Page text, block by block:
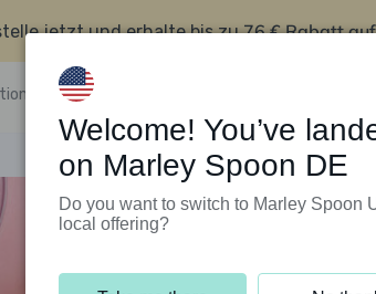
jetzt und erhalte bis zu76 € Rabatt
Kundenservice
Welcome! You’ve
on Marley Spoon DE
Do you want to switch to Marley Spoon
local offering?